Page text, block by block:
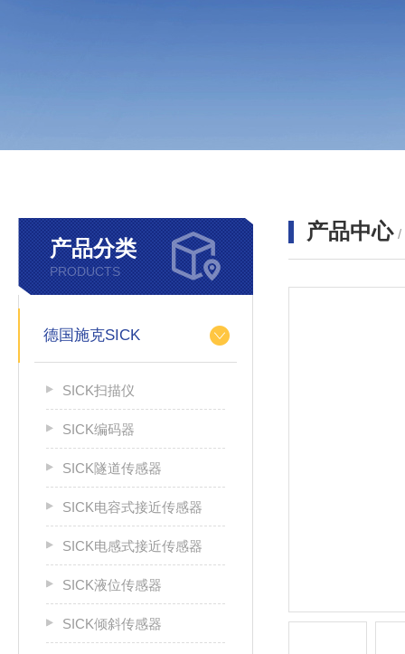
产品分类
PRODUCTS
德国施克SICK
SICK扫描仪
SICK编码器
SICK隧道传感器
SICK电容式接近传感器
SICK电感式接近传感器
SICK液位传感器
SICK倾斜传感器
产品中心 /